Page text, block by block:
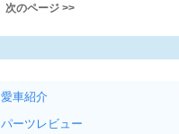
次のページ >>
愛車紹介
パーツレビュー